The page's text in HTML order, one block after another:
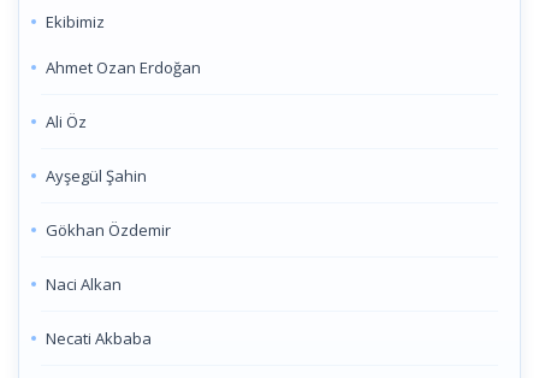
Ekibimiz
Ahmet Ozan Erdoğan
Ali Öz
Ayşegül Şahin
Gökhan Özdemir
Naci Alkan
Necati Akbaba